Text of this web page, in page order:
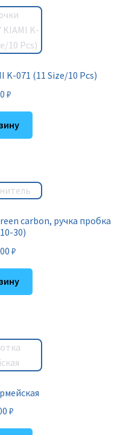
K-071 (11 Size/10 Pcs)
₽
carbon, ручка пробка
30)
₽
₽